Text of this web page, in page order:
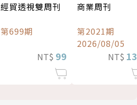
經貿透視雙周刊
第699期
NT$ 99
商業周刊
第2021期
2026/08/05
NT$